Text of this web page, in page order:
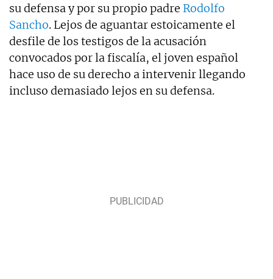
su defensa y por su propio padre Rodolfo
Sancho. Lejos de aguantar estoicamente el
desfile de los testigos de la acusación
convocados por la fiscalía, el joven español
hace uso de su derecho a intervenir llegando
incluso demasiado lejos en su defensa.